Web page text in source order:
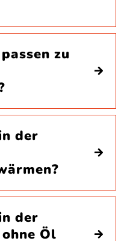
zu
der
der
Öl